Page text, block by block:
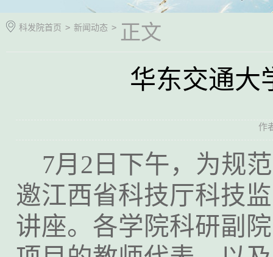
科发院首页 > 新闻动态 > 正文
华东交通大
作
7月2日下午，为规
邀江西省科技厅科技
讲座。各学院科研副